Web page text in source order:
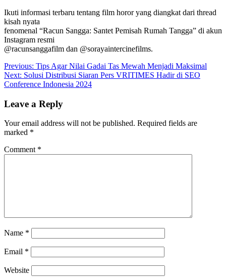
Ikuti informasi terbaru tentang film horor yang diangkat dari thread
kisah nyata
fenomenal “Racun Sangga: Santet Pemisah Rumah Tangga” di akun
Instagram resmi
@racunsanggafilm dan @sorayaintercinefilms.
Post
navigation
Previous: Tips Agar Nilai Gadai Tas Mewah Menjadi Maksimal
Next: Solusi Distribusi Siaran Pers VRITIMES Hadir di SEO
Conference Indonesia 2024
Leave a Reply
Your email address will not be published. Required fields are
marked *
Comment *
Name *
Email *
Website